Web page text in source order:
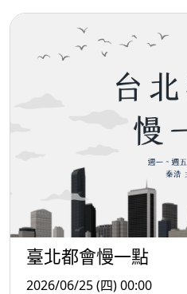
臺北都會慢一點
2026/06/25 (四) 00:00